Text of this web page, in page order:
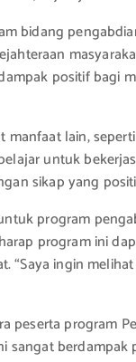
bidang
positif bagi
manfaat lain,
untuk
sikap yang
program
program ini
“Saya ingin
peserta program